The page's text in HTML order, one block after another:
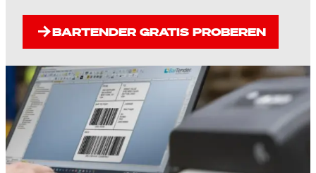
BARTENDER GRATIS PROBEREN